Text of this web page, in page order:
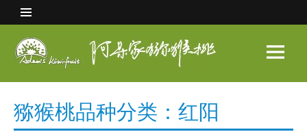
content
阿呆
家猕
猕猴桃品种分类：红阳